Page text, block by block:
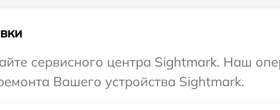
сервисного центра Sightmark. Наш
Вашего устройства Sightmark.